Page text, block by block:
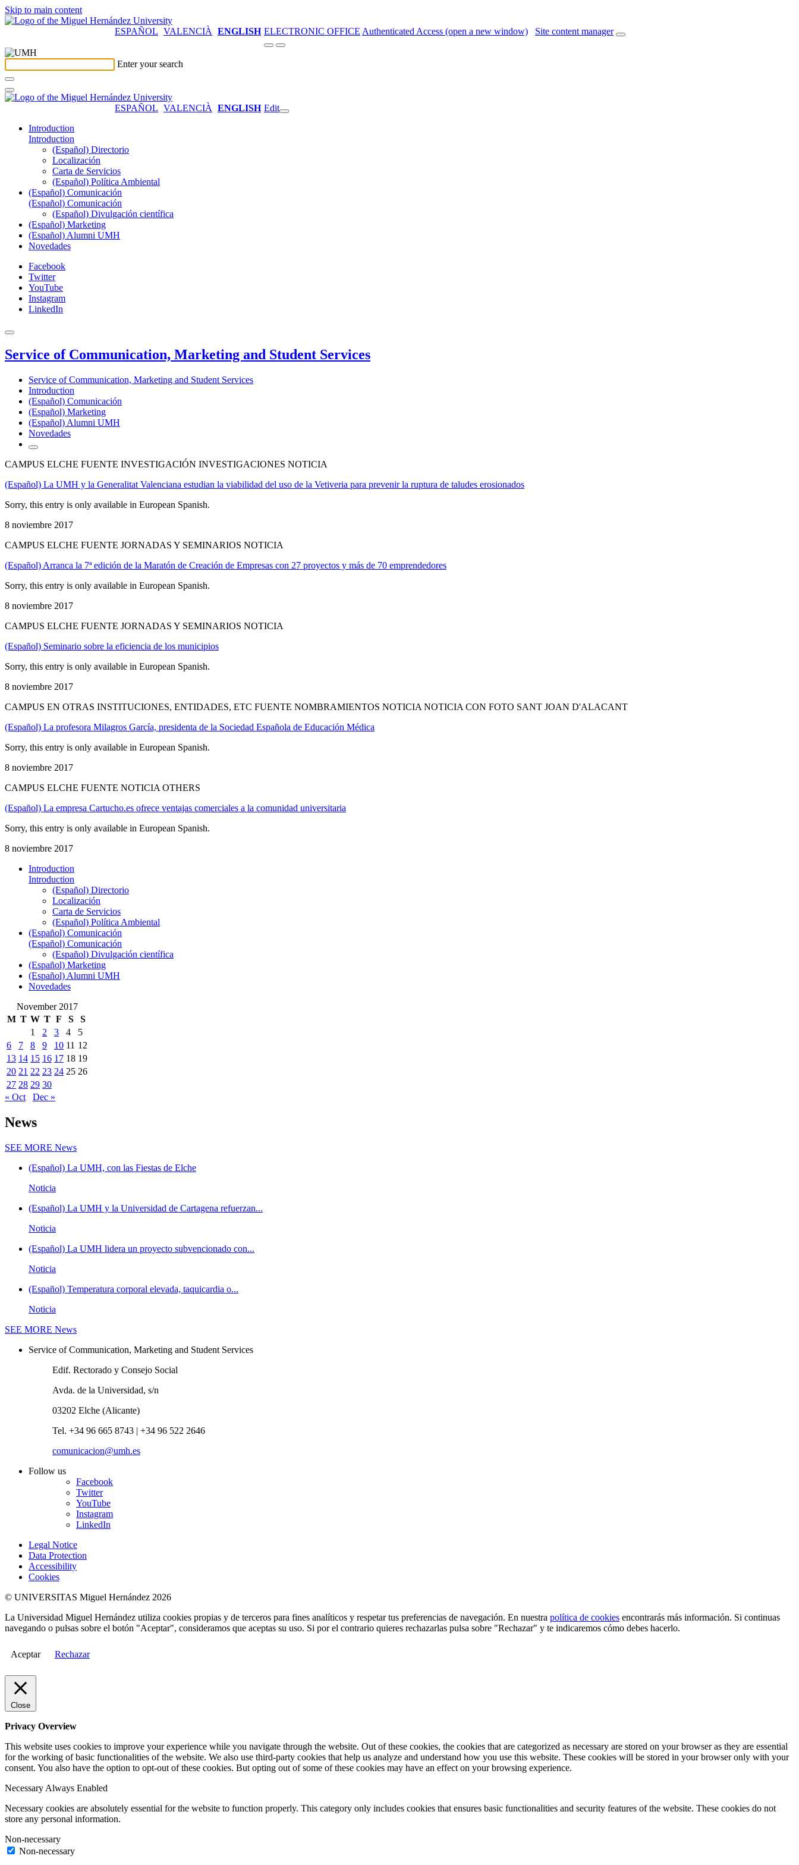
Skip to main content
ESPAÑOL VALENCIÀ ENGLISH ELECTRONIC OFFICE Authenticated Access (open a new window) Site content manager
Enter your search
ESPAÑOL VALENCIÀ ENGLISH Edit
Introduction
Introduction
(Español) Directorio
Localización
Carta de Servicios
(Español) Política Ambiental
(Español) Comunicación
(Español) Comunicación
(Español) Divulgación científica
(Español) Marketing
(Español) Alumni UMH
Novedades
Facebook
Twitter
YouTube
Instagram
LinkedIn
Service of Communication, Marketing and Student Services
Service of Communication, Marketing and Student Services
Introduction
(Español) Comunicación
(Español) Marketing
(Español) Alumni UMH
Novedades
CAMPUS ELCHE FUENTE INVESTIGACIÓN INVESTIGACIONES NOTICIA
(Español) La UMH y la Generalitat Valenciana estudian la viabilidad del uso de la Vetiveria para prevenir la ruptura de taludes erosionados
Sorry, this entry is only available in European Spanish.
8 noviembre 2017
CAMPUS ELCHE FUENTE JORNADAS Y SEMINARIOS NOTICIA
(Español) Arranca la 7ª edición de la Maratón de Creación de Empresas con 27 proyectos y más de 70 emprendedores
Sorry, this entry is only available in European Spanish.
8 noviembre 2017
CAMPUS ELCHE FUENTE JORNADAS Y SEMINARIOS NOTICIA
(Español) Seminario sobre la eficiencia de los municipios
Sorry, this entry is only available in European Spanish.
8 noviembre 2017
CAMPUS EN OTRAS INSTITUCIONES, ENTIDADES, ETC FUENTE NOMBRAMIENTOS NOTICIA NOTICIA CON FOTO SANT JOAN D'ALACANT
(Español) La profesora Milagros García, presidenta de la Sociedad Española de Educación Médica
Sorry, this entry is only available in European Spanish.
8 noviembre 2017
CAMPUS ELCHE FUENTE NOTICIA OTHERS
(Español) La empresa Cartucho.es ofrece ventajas comerciales a la comunidad universitaria
Sorry, this entry is only available in European Spanish.
8 noviembre 2017
Introduction
Introduction
(Español) Directorio
Localización
Carta de Servicios
(Español) Política Ambiental
(Español) Comunicación
(Español) Comunicación
(Español) Divulgación científica
(Español) Marketing
(Español) Alumni UMH
Novedades
November 2017
M T W T F S
S
1
2 3 4
5
6
7 8 9 10 11 12
13 14 15 16 17 18 19
20 21 22 23 24 25 26
27 28 29 30
« Oct
Dec »
News
SEE MORE News
(Español) La UMH, con las Fiestas de Elche
Noticia
(Español) La UMH y la Universidad de Cartagena refuerzan...
Noticia
(Español) La UMH lidera un proyecto subvencionado con...
Noticia
(Español) Temperatura corporal elevada, taquicardia o...
Noticia
SEE MORE News
Service of Communication, Marketing and Student Services
Edif. Rectorado y Consejo Social
Avda. de la Universidad, s/n
03202 Elche (Alicante)
Tel. +34 96 665 8743 | +34 96 522 2646
comunicacion@umh.es
Follow us
Facebook
Twitter
YouTube
Instagram
LinkedIn
Legal Notice
Data Protection
Accessibility
Cookies
© UNIVERSITAS Miguel Hernández 2026
La Universidad Miguel Hernández utiliza cookies propias y de terceros para fines analíticos y respetar tus preferencias de navegación. En nuestra política de cookies encontrarás más información. Si continuas
navegando o pulsas sobre el botón "Aceptar", consideramos que aceptas su uso. Si por el contrario quieres rechazarlas pulsa sobre "Rechazar" y te indicaremos cómo debes hacerlo.
Aceptar Rechazar
Close
Privacy Overview
This website uses cookies to improve your experience while you navigate through the website. Out of these cookies, the cookies that are categorized as necessary are stored on your browser as they are essential
for the working of basic functionalities of the website. We also use third-party cookies that help us analyze and understand how you use this website. These cookies will be stored in your browser only with your
consent. You also have the option to opt-out of these cookies. But opting out of some of these cookies may have an effect on your browsing experience.
Necessary Always Enabled
Necessary cookies are absolutely essential for the website to function properly. This category only includes cookies that ensures basic functionalities and security features of the website. These cookies do not
store any personal information.
Non-necessary
Non-necessary